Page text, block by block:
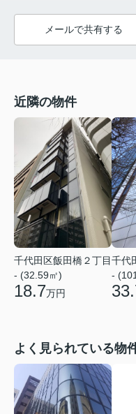
メールで共有する
近隣の物件
千代田区飯田橋２丁目
- (32.59㎡)
18.7万円
千代
-
よく見られている物